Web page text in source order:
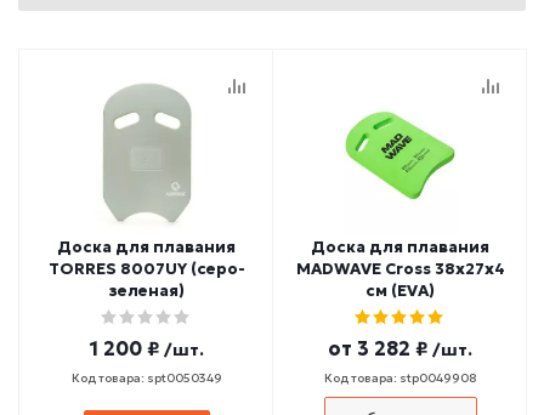
Доска для плавания
TORRES 8007UY (серо-
зеленая)
1 200 ₽ /шт.
Код товара: spt0050349
Доска для плавания
MADWAVE Cross 38x27х4
см (EVA)
от 3 282 ₽ /шт.
Код товара: stp0049908